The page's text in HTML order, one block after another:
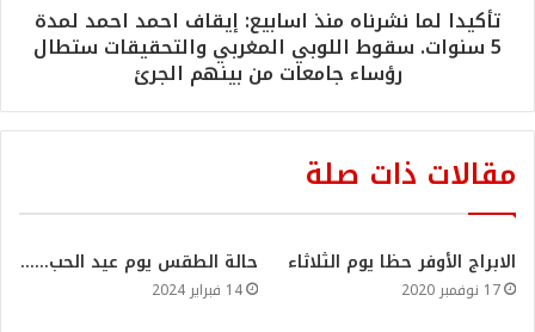
تأكيدا لما نشرناه منذ اسابيع: إيقاف احمد احمد لمدة
5 سنوات. سقوط اللوبي المغربي والتحقيقات ستطال
رؤساء جامعات من بينهم الجرئ
مقالات ذات صلة
الابراج الأوفر حظا يوم الثلاثاء
17 نوفمبر 2020
حالة الطقس يوم عيد الحب……
14 فبراير 2024